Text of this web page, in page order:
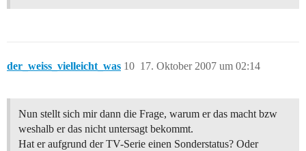
der_weiss_vielleicht_was 17. Oktober 2007 um 02:14
10
Nun stellt sich mir dann die Frage, warum er das macht bzw
weshalb er das nicht untersagt bekommt.
Hat er aufgrund der TV-Serie einen Sonderstatus? Oder